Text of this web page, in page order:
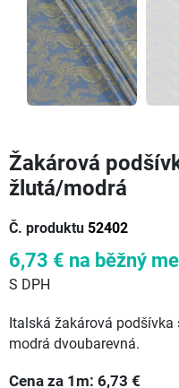
Žakárová
žlutá/modrá
Č. produktu 52402
6,73 € na běžný
S DPH
Italská žakárová
modrá dvoubarevná.
Cena za 1 m: 6,73 €